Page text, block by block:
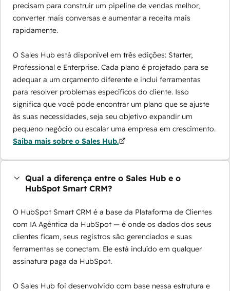
precisam para construir um pipeline de vendas melhor,
converter mais conversas e aumentar a receita mais
rapidamente.
O Sales Hub está disponível em três edições: Starter,
Professional e Enterprise. Cada plano é projetado para se
adequar a um orçamento diferente e inclui ferramentas
para resolver problemas específicos do cliente. Isso
significa que você pode encontrar um plano que se ajuste
às suas necessidades, seja seu objetivo expandir um
pequeno negócio ou escalar uma empresa em crescimento.
Saiba mais sobre o Sales Hub.
Qual a diferença entre o Sales Hub e o
HubSpot Smart CRM?
O HubSpot Smart CRM é a base da Plataforma de Clientes
com IA Agêntica da HubSpot — é onde os dados dos seus
clientes ficam, seus registros são gerenciados e suas
ferramentas se conectam. Ele está incluído em qualquer
assinatura paga da HubSpot.
O Sales Hub foi desenvolvido com base nessa estrutura e